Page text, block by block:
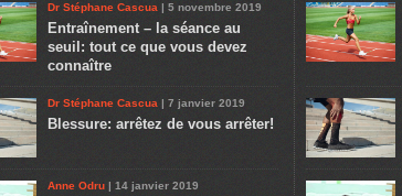
Dr Stéphane Cascua | 5 novembre 2019
Entraînement – la séance au
seuil: tout ce que vous devez
connaître
Dr Stéphane Cascua | 7 janvier 2019
Blessure: arrêtez de vous arrêter!
Anne Odru | 14 janvier 2019